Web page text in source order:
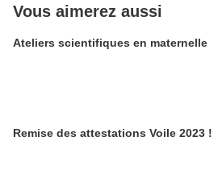
Vous aimerez aussi
Ateliers scientifiques en maternelle
Remise des attestations Voile 2023 !